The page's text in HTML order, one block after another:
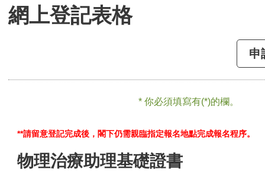
網上登記表格
申
* 你必須填寫有(*)的欄。
**請留意登記完成後，閣下仍需親臨指定報名地點完成報名程序。
物理治療助理基礎證書